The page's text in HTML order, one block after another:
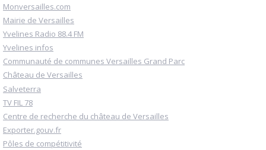
Monversailles.com
Mairie de Versailles
Yvelines Radio 88.4 FM
Yvelines infos
Communauté de communes Versailles Grand Parc
Château de Versailles
Salveterra
TV FIL 78
Centre de recherche du château de Versailles
Exporter.gouv.fr
Pôles de compétitivité